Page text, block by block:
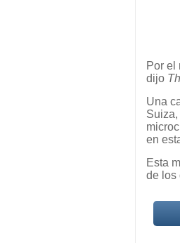
Por el
dijo
Una
en
Esta
de los